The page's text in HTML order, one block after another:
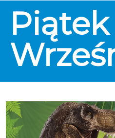
Piątek